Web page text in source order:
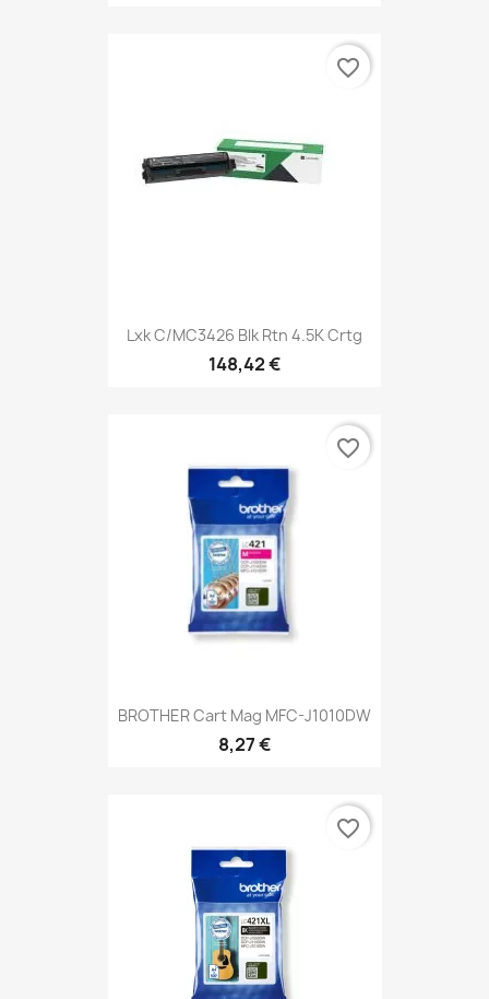
Lxk C/MC3426 Blk Rtn 4.5K Crtg
148,42 €
favorite_border
BROTHER Cart Mag MFC-J1010DW
8,27 €
favorite_border
favorite_border